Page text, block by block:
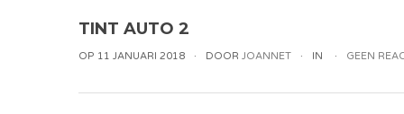
TINT AUTO 2
OP 11 JANUARI 2018 DOOR JOANNET IN GEEN